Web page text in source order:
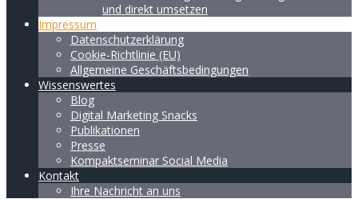
und direkt umsetzen
Impressum
Datenschutzerklärung
Cookie-Richtlinie (EU)
Allgemeine Geschäftsbedingungen
Wissenswertes
Blog
Digital Marketing Snacks
Publikationen
Presse
Kompaktseminar Social Media
Kontakt
Ihre Nachricht an uns